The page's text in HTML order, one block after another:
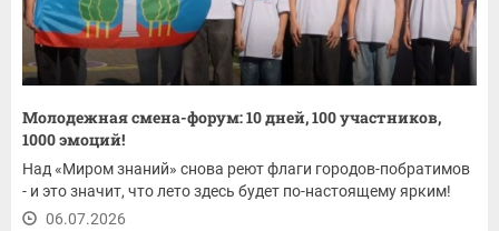
Молодежная смена-форум: 10 дней, 100 участников,
1000 эмоций!
Над «Миром знаний» снова реют флаги городов-побратимов
- и это значит, что лето здесь будет по-настоящему ярким!
06.07.2026